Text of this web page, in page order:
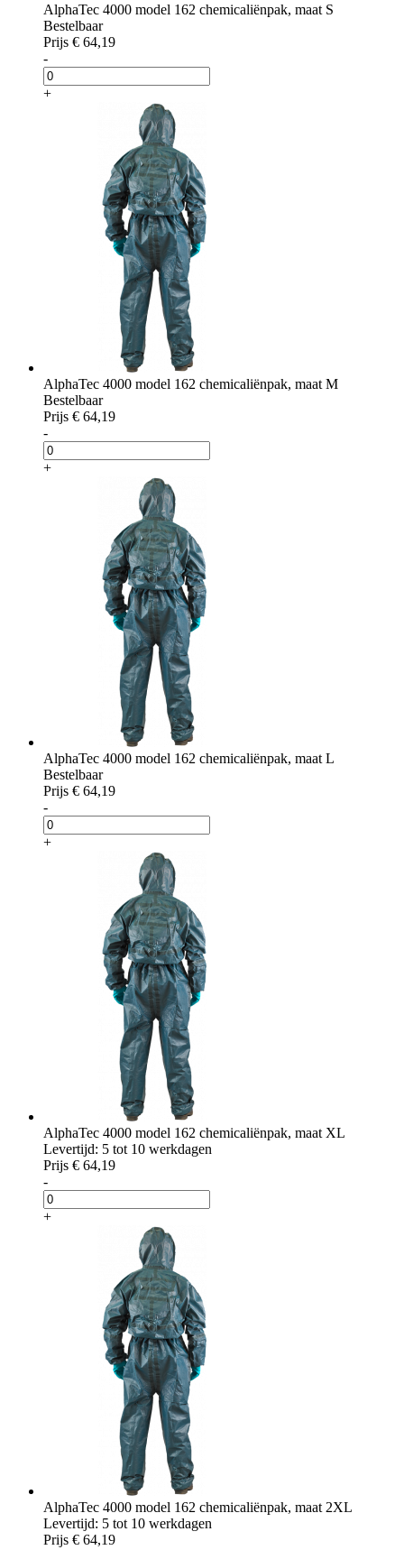
AlphaTec 4000 model 162 chemicaliënpak, maat S
Bestelbaar
Prijs € 64,19
-
+
AlphaTec 4000 model 162 chemicaliënpak, maat M
Bestelbaar
Prijs € 64,19
-
+
AlphaTec 4000 model 162 chemicaliënpak, maat L
Bestelbaar
Prijs € 64,19
-
+
AlphaTec 4000 model 162 chemicaliënpak, maat XL
Levertijd: 5 tot 10 werkdagen
Prijs € 64,19
-
+
AlphaTec 4000 model 162 chemicaliënpak, maat 2XL
Levertijd: 5 tot 10 werkdagen
Prijs € 64,19